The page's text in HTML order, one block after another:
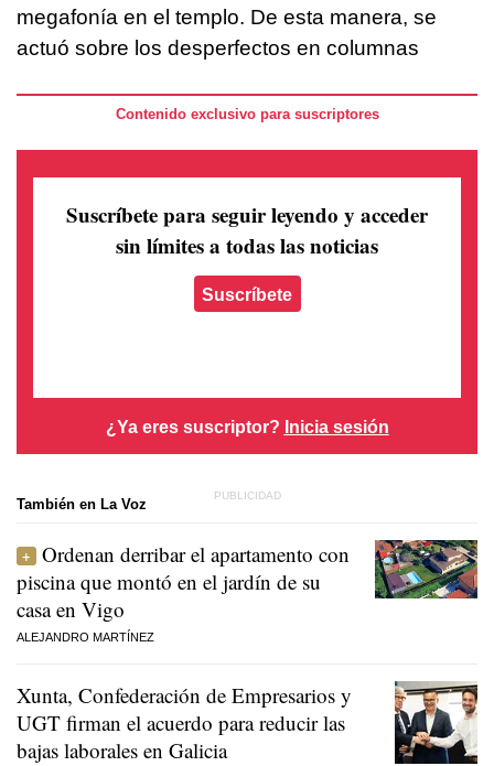
megafonía en el templo. De esta manera, se
actuó sobre los desperfectos en columnas
Contenido exclusivo para suscriptores
Suscríbete para seguir leyendo y acceder
sin límites a todas las noticias
Suscríbete
¿Ya eres suscriptor? Inicia sesión
También en La Voz
Ordenan derribar el apartamento con
piscina que montó en el jardín de su
casa en Vigo
ALEJANDRO MARTÍNEZ
Xunta, Confederación de Empresarios y
UGT firman el acuerdo para reducir las
bajas laborales en Galicia